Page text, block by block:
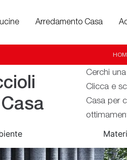
Arredamento Casa
Cerchi
Clicca e
Casa per